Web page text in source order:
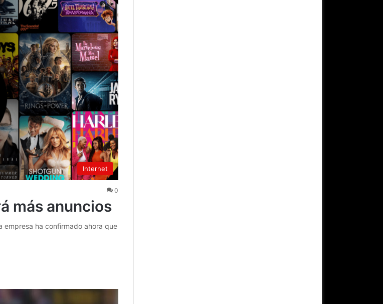
Internet
0
más anuncios
empresa ha confirmado ahora que